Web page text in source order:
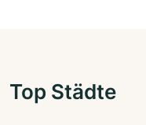
Top Städte